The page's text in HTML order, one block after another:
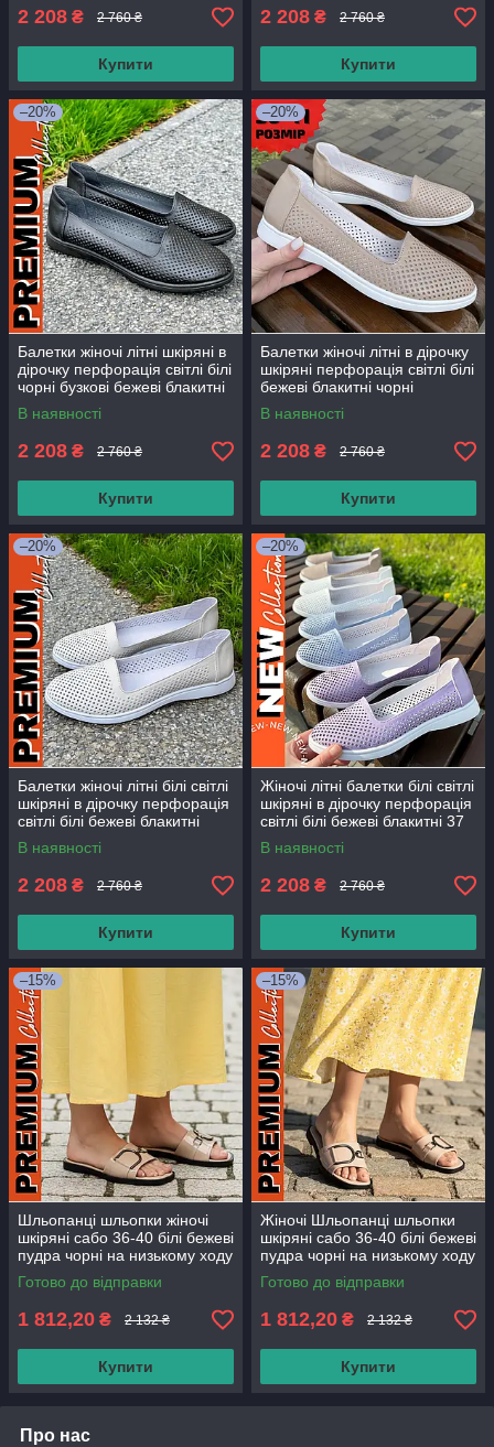
2 208 ₴ 2 760 ₴
Купити
2 208 ₴ 2 760 ₴
Купити
–20%
Балетки жіночі літні шкіряні в
дірочку перфорація світлі білі
чорні бузкові бежеві блакитні
В наявності
2 208 ₴ 2 760 ₴
Купити
–20%
Балетки жіночі літні в дірочку
шкіряні перфорація світлі білі
бежеві блакитні чорні
В наявності
2 208 ₴ 2 760 ₴
Купити
–20%
Балетки жіночі літні білі світлі
шкіряні в дірочку перфорація
світлі білі бежеві блакитні
В наявності
2 208 ₴ 2 760 ₴
Купити
–20%
Жіночі літні балетки білі світлі
шкіряні в дірочку перфорація
світлі білі бежеві блакитні 37
розмір
В наявності
2 208 ₴ 2 760 ₴
Купити
–15%
Шльопанці шльопки жіночі
шкіряні сабо 36-40 білі бежеві
пудра чорні на низькому ходу
від виробника
Готово до відправки
1 812,20 ₴ 2 132 ₴
Купити
–15%
Жіночі Шльопанці шльопки
шкіряні сабо 36-40 білі бежеві
пудра чорні на низькому ходу
від виробника
Готово до відправки
1 812,20 ₴ 2 132 ₴
Купити
Про нас